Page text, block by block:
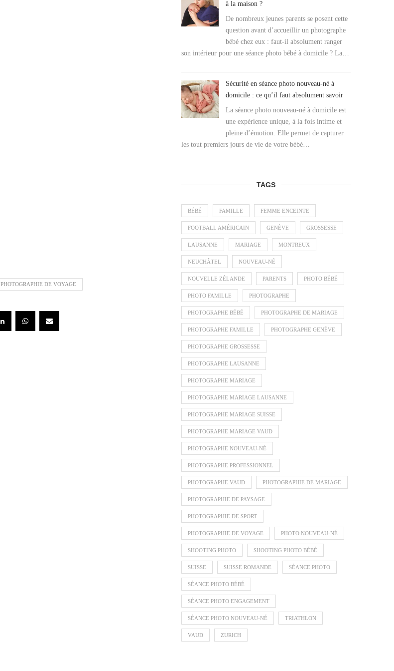
PHOTOGRAPHIE DE VOYAGE
à la maison ?
De nombreux jeunes parents se posent cette
question avant d’accueillir un photographe
bébé chez eux : faut-il absolument ranger
son intérieur pour une séance photo bébé à domicile ? La…
Sécurité en séance photo nouveau-né à
domicile : ce qu’il faut absolument savoir
La séance photo nouveau-né à domicile est
une expérience unique, à la fois intime et
pleine d’émotion. Elle permet de capturer
les tout premiers jours de vie de votre bébé…
TAGS
BÉBÉ FAMILLE FEMME ENCEINTE
FOOTBALL AMÉRICAIN GENÈVE GROSSESSE
LAUSANNE MARIAGE MONTREUX
NEUCHÂTEL NOUVEAU-NÉ
NOUVELLE ZÉLANDE PARENTS PHOTO BÉBÉ
PHOTO FAMILLE PHOTOGRAPHE
PHOTOGRAPHE BÉBÉ PHOTOGRAPHE DE MARIAGE
PHOTOGRAPHE FAMILLE PHOTOGRAPHE GENÈVE
PHOTOGRAPHE GROSSESSE
PHOTOGRAPHE LAUSANNE
PHOTOGRAPHE MARIAGE
PHOTOGRAPHE MARIAGE LAUSANNE
PHOTOGRAPHE MARIAGE SUISSE
PHOTOGRAPHE MARIAGE VAUD
PHOTOGRAPHE NOUVEAU-NÉ
PHOTOGRAPHE PROFESSIONNEL
PHOTOGRAPHE VAUD PHOTOGRAPHIE DE MARIAGE
PHOTOGRAPHIE DE PAYSAGE
PHOTOGRAPHIE DE SPORT
PHOTOGRAPHIE DE VOYAGE PHOTO NOUVEAU-NÉ
SHOOTING PHOTO SHOOTING PHOTO BÉBÉ
SUISSE SUISSE ROMANDE SÉANCE PHOTO
SÉANCE PHOTO BÉBÉ
SÉANCE PHOTO ENGAGEMENT
SÉANCE PHOTO NOUVEAU-NÉ TRIATHLON
VAUD ZURICH